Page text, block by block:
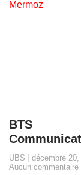
BTS
UBS
décembre 20,
Aucun commentaire